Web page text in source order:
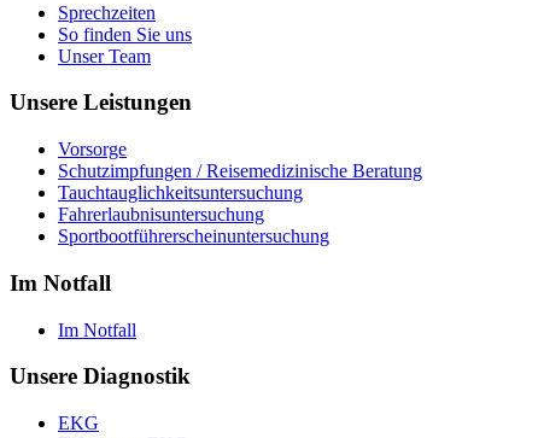
Sprechzeiten
So finden Sie uns
Unser Team
Unsere Leistungen
Vorsorge
Schutzimpfungen / Reisemedizinische Beratung
Tauchtauglichkeitsuntersuchung
Fahrerlaubnisuntersuchung
Sportbootführerscheinuntersuchung
Im Notfall
Im Notfall
Unsere Diagnostik
EKG